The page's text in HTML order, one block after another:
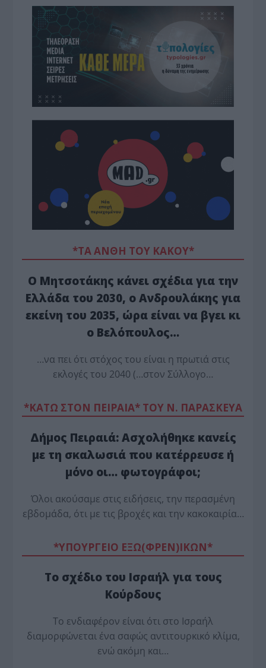
*ΤΑ ΆΝΘΗ ΤΟΥ ΚΑΚΟΎ*
Ο Μητσοτάκης κάνει σχέδια για την
Ελλάδα του 2030, ο Ανδρουλάκης για
εκείνη του 2035, ώρα είναι να βγει κι
ο Βελόπουλος…
…να πει ότι στόχος του είναι η πρωτιά στις
εκλογές του 2040 (…στον Σύλλογο…
*ΚΑΤΩ ΣΤΟΝ ΠΕΙΡΑΙΑ* ΤΟΥ Ν. ΠΑΡΑΣΚΕΥΑ
Δήμος Πειραιά: Ασχολήθηκε κανείς
με τη σκαλωσιά που κατέρρευσε ή
μόνο οι… φωτογράφοι;
Όλοι ακούσαμε στις ειδήσεις, την περασμένη
εβδομάδα, ότι με τις βροχές και την κακοκαιρία…
*ΥΠΟΥΡΓΕΙΟ ΕΞΩ(ΦΡΕΝ)ΙΚΩΝ*
Το σχέδιο του Ισραήλ για τους
Κούρδους
Το ενδιαφέρον είναι ότι στο Ισραήλ
διαμορφώνεται ένα σαφώς αντιτουρκικό κλίμα,
ενώ ακόμη και…